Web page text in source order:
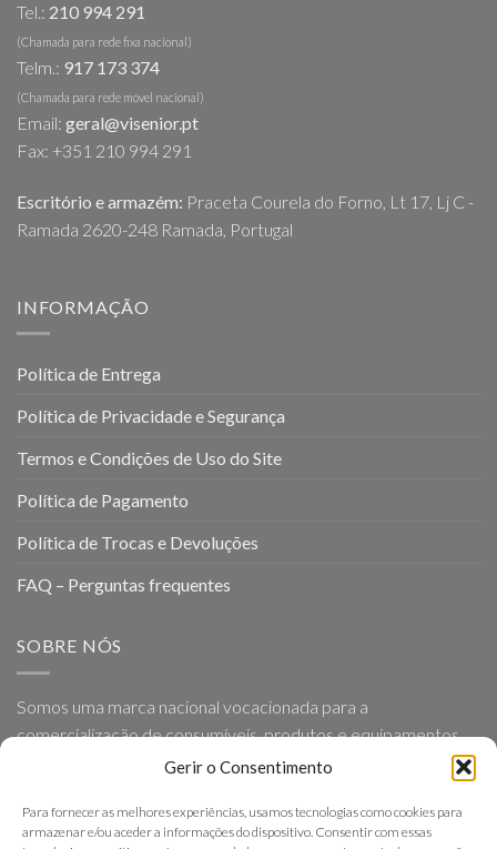
Gerir o Consentimento
Para fornecer as melhores experiências, usamos tecnologias como cookies para
armazenar e/ou aceder a informações do dispositivo. Consentir com essas
Tel.: 210 994 291
(Chamada para rede fixa nacional)
Telm.: 917 173 374
(Chamada para rede móvel nacional)
Email: geral@visenior.pt
Fax: +351 210 994 291
Escritório e armazém: Praceta Courela do Forno, Lt 17, Lj C -
Ramada 2620-248 Ramada, Portugal
INFORMAÇÃO
Política de Entrega
Política de Privacidade e Segurança
Termos e Condições de Uso do Site
Política de Pagamento
Política de Trocas e Devoluções
FAQ – Perguntas frequentes
SOBRE NÓS
Somos uma marca nacional vocacionada para a
comercialização de consumíveis, produtos e equipamentos
para Geriatria e Ortopedia, baseada em princípios como a
que presta.